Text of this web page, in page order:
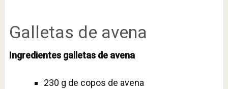
Galletas de avena
Ingredientes galletas de avena
230 g de copos de avena